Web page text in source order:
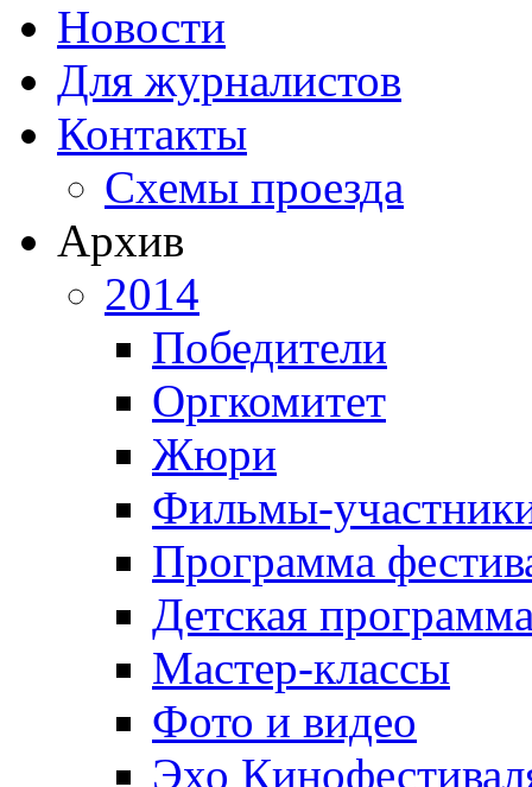
Новости
Для журналистов
Контакты
Схемы проезда
Архив
2014
Победители
Оргкомитет
Жюри
Фильмы-
Программа
Детская
Мастер-классы
Фото и видео
Эхо